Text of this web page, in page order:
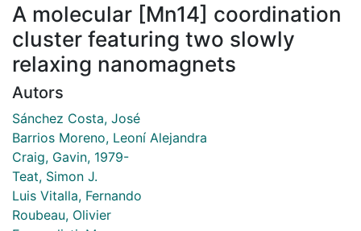
A molecular [Mn14] coordination
cluster featuring two slowly
relaxing nanomagnets
Autors
Sánchez Costa, José
Barrios Moreno, Leoní Alejandra
Craig, Gavin, 1979-
Teat, Simon J.
Luis Vitalla, Fernando
Roubeau, Olivier